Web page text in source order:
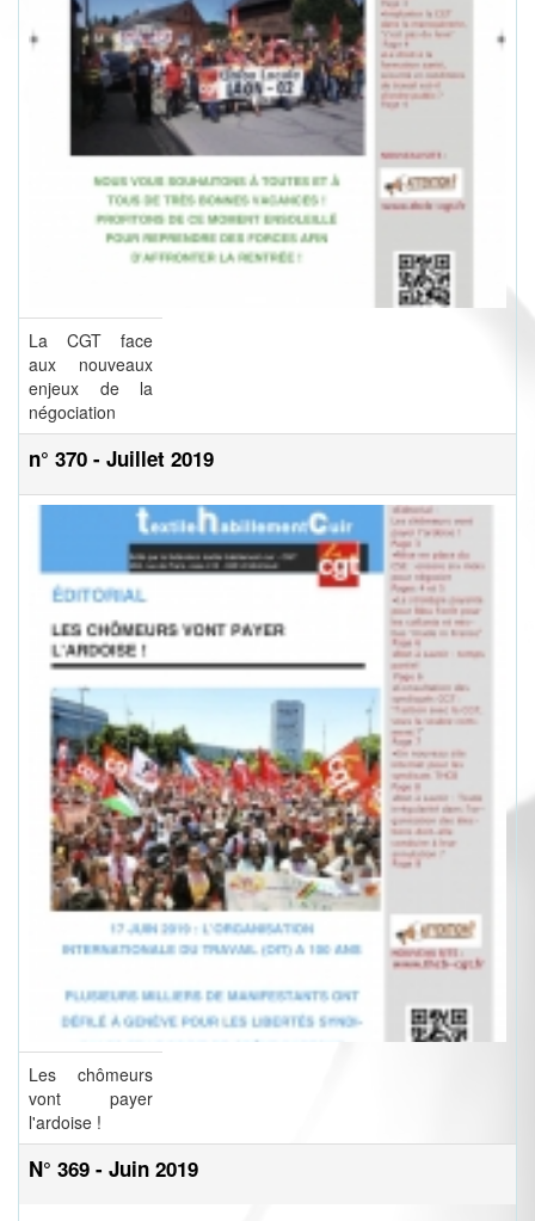
La CGT face
aux nouveaux
enjeux de la
négociation
n° 370 - Juillet 2019
Les chômeurs
vont payer
l'ardoise !
N° 369 - Juin 2019